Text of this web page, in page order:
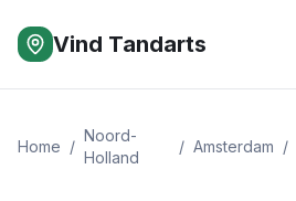
Vind Tandarts
Home /
Noord-
Holland
/ Amsterdam /